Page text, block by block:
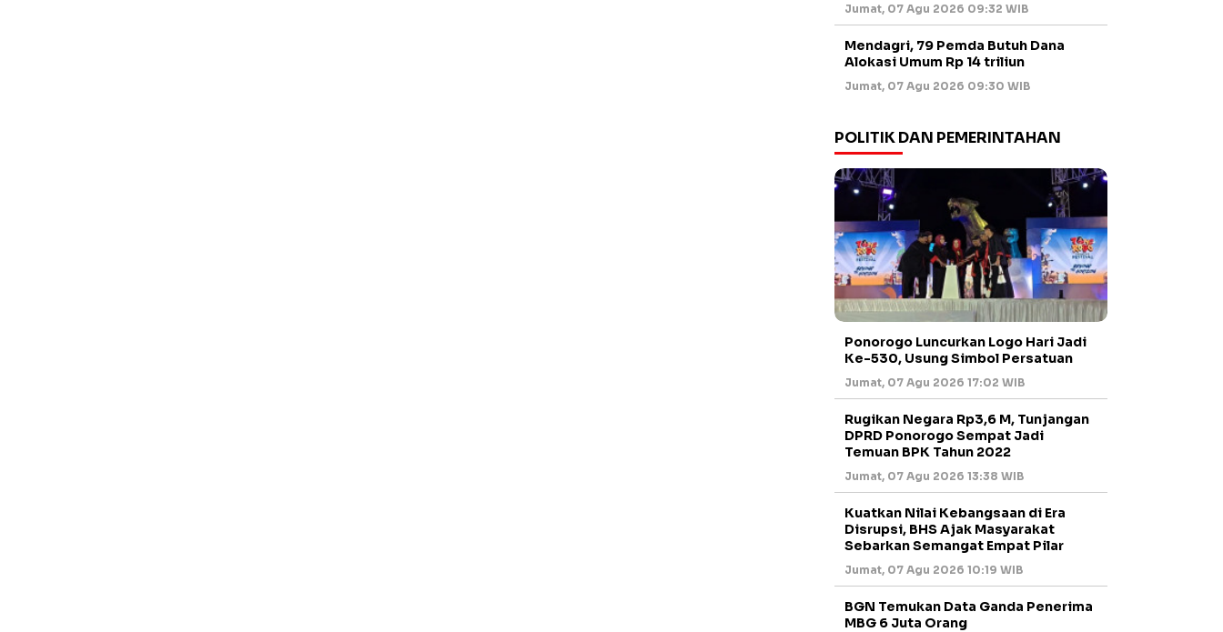
Jumat, 07 Agu 2026 09:32 WIB
Mendagri, 79 Pemda Butuh Dana
Alokasi Umum Rp 14 triliun
Jumat, 07 Agu 2026 09:30 WIB
POLITIK DAN PEMERINTAHAN
Ponorogo Luncurkan Logo Hari Jadi
Ke-530, Usung Simbol Persatuan
Jumat, 07 Agu 2026 17:02 WIB
Rugikan Negara Rp3,6 M, Tunjangan
DPRD Ponorogo Sempat Jadi
Temuan BPK Tahun 2022
Jumat, 07 Agu 2026 13:38 WIB
Kuatkan Nilai Kebangsaan di Era
Disrupsi, BHS Ajak Masyarakat
Sebarkan Semangat Empat Pilar
Jumat, 07 Agu 2026 10:19 WIB
BGN Temukan Data Ganda Penerima
MBG 6 Juta Orang